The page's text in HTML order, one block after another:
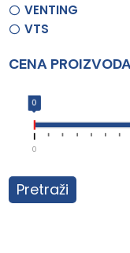
VENTING
VTS
CENA
0
0
Pretraži